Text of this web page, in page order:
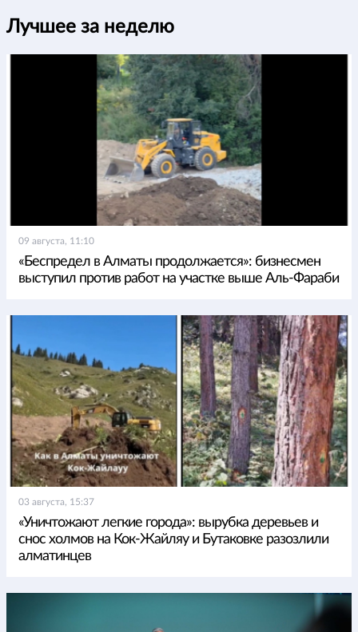
Лучшее за неделю
09 августа, 11:10
«Беспредел в Алматы продолжается»: бизнесмен
выступил против работ на участке выше Аль-Фараби
03 августа, 15:37
«Уничтожают легкие города»: вырубка деревьев и
снос холмов на Кок-Жайляу и Бутаковке разозлили
алматинцев